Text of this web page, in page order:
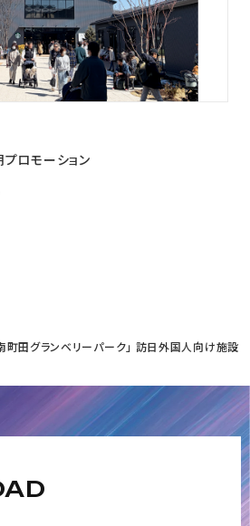
ロモーション
町田グランベリーパーク」 訪日外国人向け施設